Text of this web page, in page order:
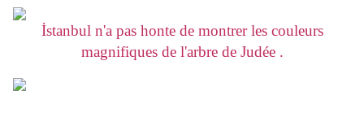
İstanbul n'a pas honte de montrer les couleurs
magnifiques de l'arbre de Judée .